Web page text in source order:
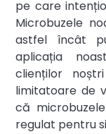
pe care
Microbuzele
astfel încât
aplicația
clienților
limitatoare de
că
regulat pentru